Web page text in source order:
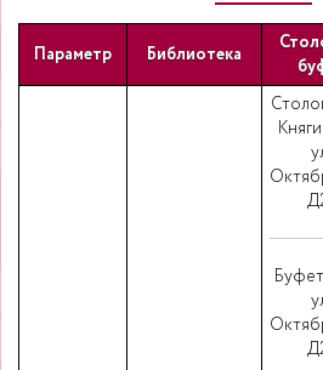
Параметр Библиотека